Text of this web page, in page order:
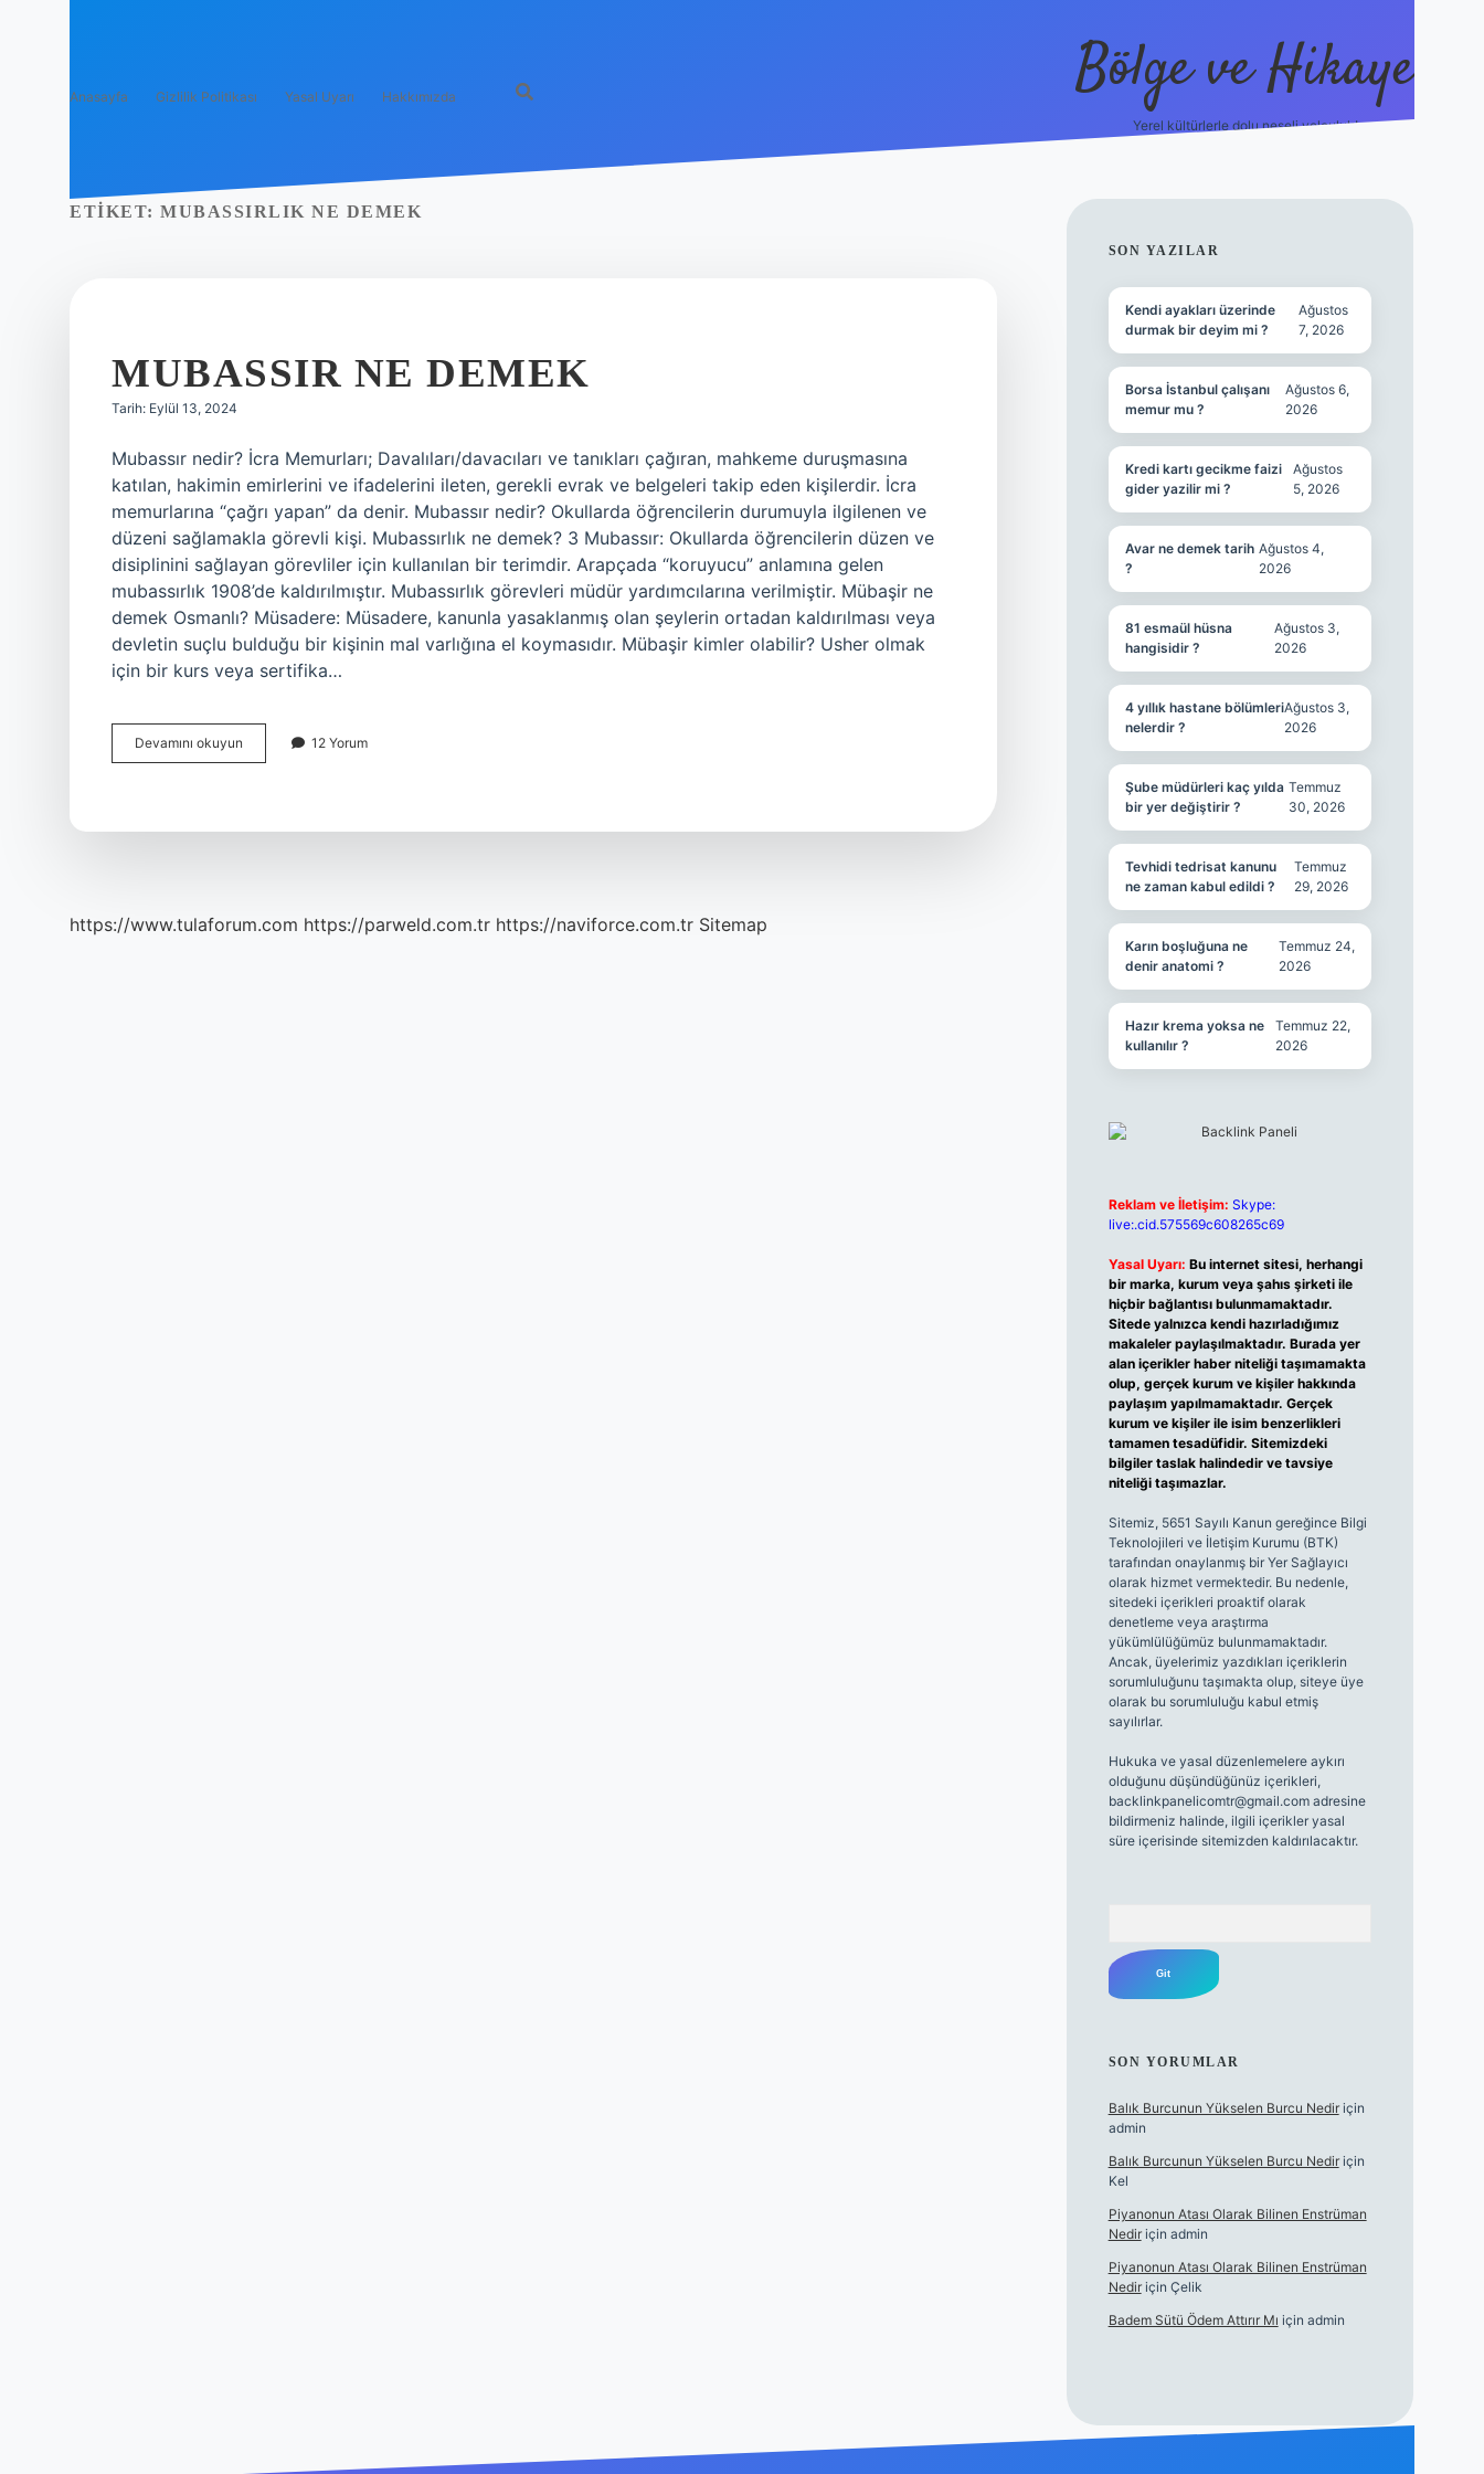
Anasayfa Gizlilik Politikası Yasal Uyarı Hakkımızda Bölge ve Hikaye
Yerel kültürlerle dolu neşeli yolculuk!
ETIKET: MUBASSIRLIK NE DEMEK
MUBASSIR NE DEMEK
Tarih: Eylül 13, 2024
Mubassır nedir? İcra Memurları; Davalıları/davacıları ve tanıkları çağıran, mahkeme duruşmasına
katılan, hakimin emirlerini ve ifadelerini ileten, gerekli evrak ve belgeleri takip eden kişilerdir. İcra
memurlarına “çağrı yapan” da denir. Mubassır nedir? Okullarda öğrencilerin durumuyla ilgilenen ve
düzeni sağlamakla görevli kişi. Mubassırlık ne demek? 3 Mubassır: Okullarda öğrencilerin düzen ve
disiplinini sağlayan görevliler için kullanılan bir terimdir. Arapçada “koruyucu” anlamına gelen
mubassırlık 1908’de kaldırılmıştır. Mubassırlık görevleri müdür yardımcılarına verilmiştir. Mübaşir ne
demek Osmanlı? Müsadere: Müsadere, kanunla yasaklanmış olan şeylerin ortadan kaldırılması veya
devletin suçlu bulduğu bir kişinin mal varlığına el koymasıdır. Mübaşir kimler olabilir? Usher olmak
için bir kurs veya sertifika…
Devamını okuyun Mubassır
Ne
12 Yorum
https://www.tulaforum.com https://parweld.com.tr https://naviforce.com.tr Sitemap
SIDEBAR
SON YAZILAR
Kendi ayakları üzerinde
durmak bir deyim mi ?
Ağustos
7, 2026
Borsa İstanbul çalışanı
memur mu ?
Ağustos 6,
2026
Kredi kartı gecikme faizi
gider yazilir mi ?
Ağustos
5, 2026
Avar ne demek tarih
?
Ağustos 4,
2026
81 esmaül hüsna
hangisidir ?
Ağustos 3,
2026
4 yıllık hastane bölümleri
nelerdir ?
Ağustos 3,
2026
Şube müdürleri kaç yılda
bir yer değiştirir ?
Temmuz
30, 2026
Tevhidi tedrisat kanunu
ne zaman kabul edildi ?
Temmuz
29, 2026
Karın boşluğuna ne
denir anatomi ?
Temmuz 24,
2026
Hazır krema yoksa ne
kullanılır ?
Temmuz 22,
2026
Reklam ve İletişim: Skype:
live:.cid.575569c608265c69
Yasal Uyarı: Bu internet sitesi, herhangi
bir marka, kurum veya şahıs şirketi ile
hiçbir bağlantısı bulunmamaktadır.
Sitede yalnızca kendi hazırladığımız
makaleler paylaşılmaktadır. Burada yer
alan içerikler haber niteliği taşımamakta
olup, gerçek kurum ve kişiler hakkında
paylaşım yapılmamaktadır. Gerçek
kurum ve kişiler ile isim benzerlikleri
tamamen tesadüfidir. Sitemizdeki
bilgiler taslak halindedir ve tavsiye
niteliği taşımazlar.
Sitemiz, 5651 Sayılı Kanun gereğince Bilgi
Teknolojileri ve İletişim Kurumu (BTK)
tarafından onaylanmış bir Yer Sağlayıcı
olarak hizmet vermektedir. Bu nedenle,
sitedeki içerikleri proaktif olarak
denetleme veya araştırma
yükümlülüğümüz bulunmamaktadır.
Ancak, üyelerimiz yazdıkları içeriklerin
sorumluluğunu taşımakta olup, siteye üye
olarak bu sorumluluğu kabul etmiş
sayılırlar.
Hukuka ve yasal düzenlemelere aykırı
olduğunu düşündüğünüz içerikleri,
backlinkpanelicomtr@gmail.comadresine
bildirmeniz halinde, ilgili içerikler yasal
süre içerisinde sitemizden kaldırılacaktır.
SON YORUMLAR
Balık Burcunun Yükselen Burcu Nediriçin
admin
Balık Burcunun Yükselen Burcu Nediriçin
Kel
Piyanonun Atası Olarak Bilinen Enstrüman
Nediriçin admin
Piyanonun Atası Olarak Bilinen Enstrüman
Nediriçin Çelik
Badem Sütü Ödem Attırır Mı için admin
grand opera